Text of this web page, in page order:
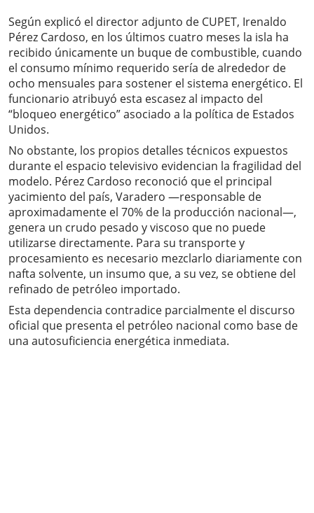
Según explicó el director adjunto de CUPET, Irenaldo
Pérez Cardoso, en los últimos cuatro meses la isla ha
recibido únicamente un buque de combustible, cuando
el consumo mínimo requerido sería de alrededor de
ocho mensuales para sostener el sistema energético. El
funcionario atribuyó esta escasez al impacto del
“bloqueo energético” asociado a la política de Estados
Unidos.
No obstante, los propios detalles técnicos expuestos
durante el espacio televisivo evidencian la fragilidad del
modelo. Pérez Cardoso reconoció que el principal
yacimiento del país, Varadero —responsable de
aproximadamente el 70% de la producción nacional—,
genera un crudo pesado y viscoso que no puede
utilizarse directamente. Para su transporte y
procesamiento es necesario mezclarlo diariamente con
nafta solvente, un insumo que, a su vez, se obtiene del
refinado de petróleo importado.
Esta dependencia contradice parcialmente el discurso
oficial que presenta el petróleo nacional como base de
una autosuficiencia energética inmediata.